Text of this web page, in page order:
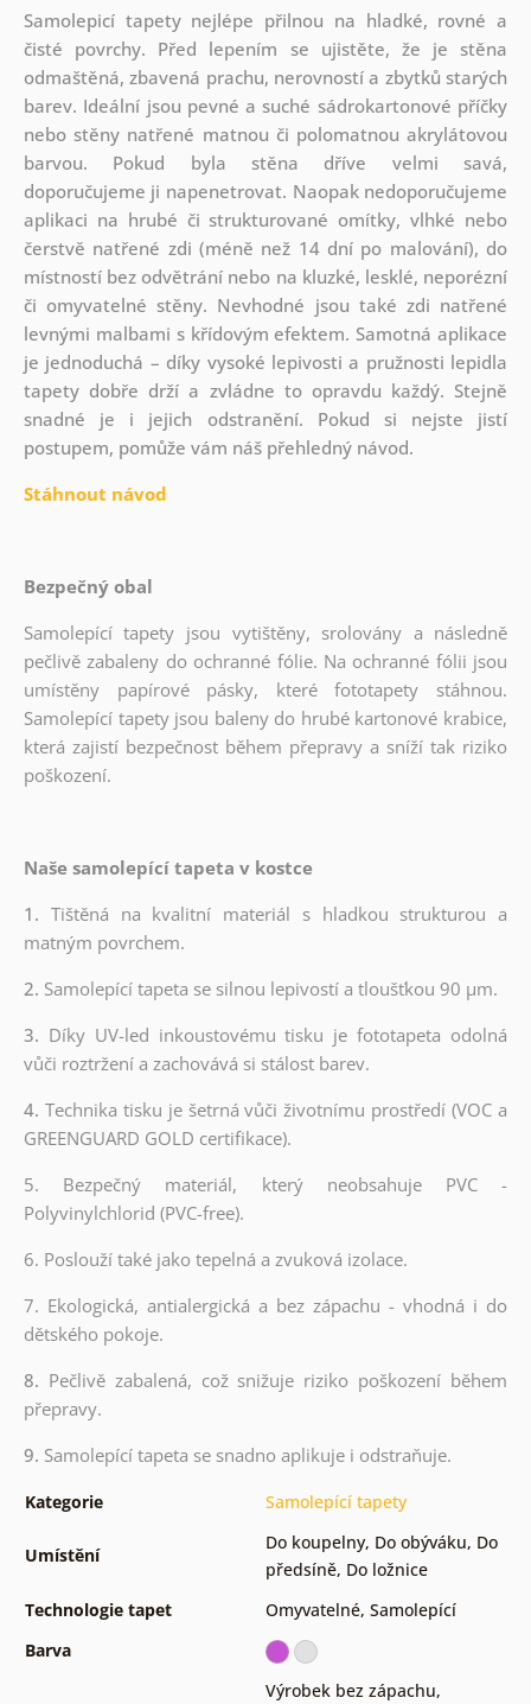
Samolepicí tapety nejlépe přilnou na hladké, rovné a
čisté povrchy. Před lepením se ujistěte, že je stěna
odmaštěná, zbavená prachu, nerovností a zbytků starých
barev. Ideální jsou pevné a suché sádrokartonové příčky
nebo stěny natřené matnou či polomatnou akrylátovou
barvou. Pokud byla stěna dříve velmi savá,
doporučujeme ji napenetrovat. Naopak nedoporučujeme
aplikaci na hrubé či strukturované omítky, vlhké nebo
čerstvě natřené zdi (méně než 14 dní po malování), do
místností bez odvětrání nebo na kluzké, lesklé, neporézní
či omyvatelné stěny. Nevhodné jsou také zdi natřené
levnými malbami s křídovým efektem. Samotná aplikace
je jednoduchá – díky vysoké lepivosti a pružnosti lepidla
tapety dobře drží a zvládne to opravdu každý. Stejně
snadné je i jejich odstranění. Pokud si nejste jistí
postupem, pomůže vám náš přehledný návod.
Stáhnout návod
Bezpečný obal
Samolepící tapety jsou vytištěny, srolovány a následně
pečlivě zabaleny do ochranné fólie. Na ochranné fólii jsou
umístěny papírové pásky, které fototapety stáhnou.
Samolepící tapety jsou baleny do hrubé kartonové krabice,
která zajistí bezpečnost během přepravy a sníží tak riziko
poškození.
Naše samolepící tapeta v kostce
1. Tištěná na kvalitní materiál s hladkou strukturou a
matným povrchem.
2. Samolepící tapeta se silnou lepivostí a tloušťkou 90 µm.
3. Díky UV-led inkoustovému tisku je fototapeta odolná
vůči roztržení a zachovává si stálost barev.
4. Technika tisku je šetrná vůči životnímu prostředí (VOC a
GREENGUARD GOLD certifikace).
5. Bezpečný materiál, který neobsahuje PVC -
Polyvinylchlorid (PVC-free).
6. Poslouží také jako tepelná a zvuková izolace.
7. Ekologická, antialergická a bez zápachu - vhodná i do
dětského pokoje.
8. Pečlivě zabalená, což snižuje riziko poškození během
přepravy.
9. Samolepící tapeta se snadno aplikuje i odstraňuje.
Kategorie Samolepící tapety
Umístění
Do koupelny, Do obýváku, Do
předsíně, Do ložnice
Technologie tapet
Omyvatelné, Samolepící
Barva
Výrobek bez zápachu,